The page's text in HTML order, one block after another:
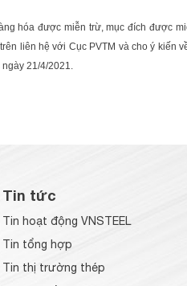
hóa được miễn trừ, mục đích được
liên hệ với Cục PVTM và cho ý kiến
21/4/2021.
Tin tức
Tin hoạt động VNSTEEL
Tin tổng hợp
Tin thị trường thép